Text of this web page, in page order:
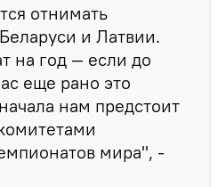
отнимать
и Латвии.
на год — если до
еще рано это
нам предстоит
мира", -